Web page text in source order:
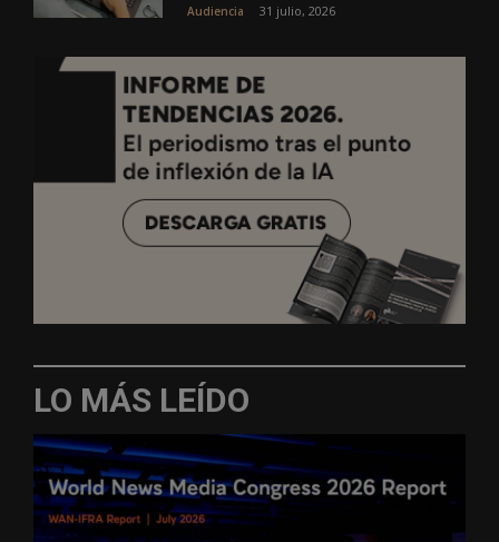
Audiencia 31 julio, 2026
LO MÁS LEÍDO